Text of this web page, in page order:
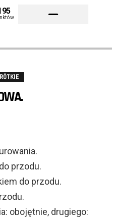
przodu.
do przodu.
obojętnie, drugiego: